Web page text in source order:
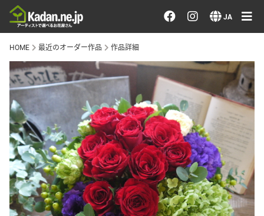
JA
お花を注文する・探す
おまかせ注文
最近のオーダー作品
アーティストで選ぶ
届けたい気持ちで選ぶ
会員メニュー
HOME 最近のオーダー作品 作品詳細